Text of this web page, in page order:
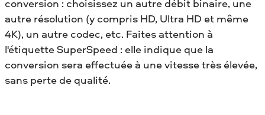
conversion : choisissez un autre débit binaire, une
autre résolution (y compris HD, Ultra HD et même
4K), un autre codec, etc. Faites attention à
l'étiquette SuperSpeed : elle indique que la
conversion sera effectuée à une vitesse très élevée,
sans perte de qualité.